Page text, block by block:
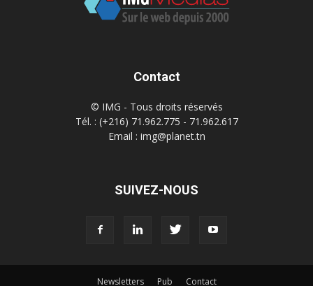
Contact
© IMG - Tous droits réservés
Tél. : (+216) 71.962.775 - 71.962.617
Email : img@planet.tn
SUIVEZ-NOUS
Newsletters Pub Contact